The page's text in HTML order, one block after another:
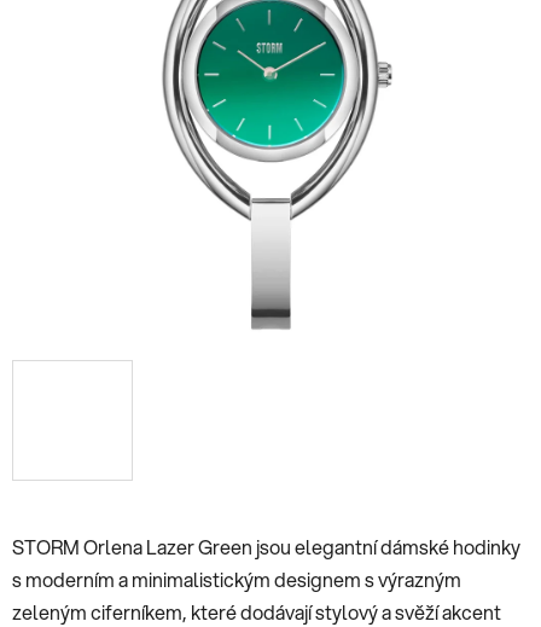
STORM Orlena Lazer Green jsou elegantní dámské hodinky
s moderním a minimalistickým designem s výrazným
zeleným ciferníkem, které dodávají stylový a svěží akcent